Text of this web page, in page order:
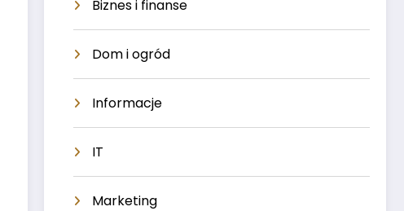
Biznes i finanse
Dom i ogród
Informacje
IT
Marketing